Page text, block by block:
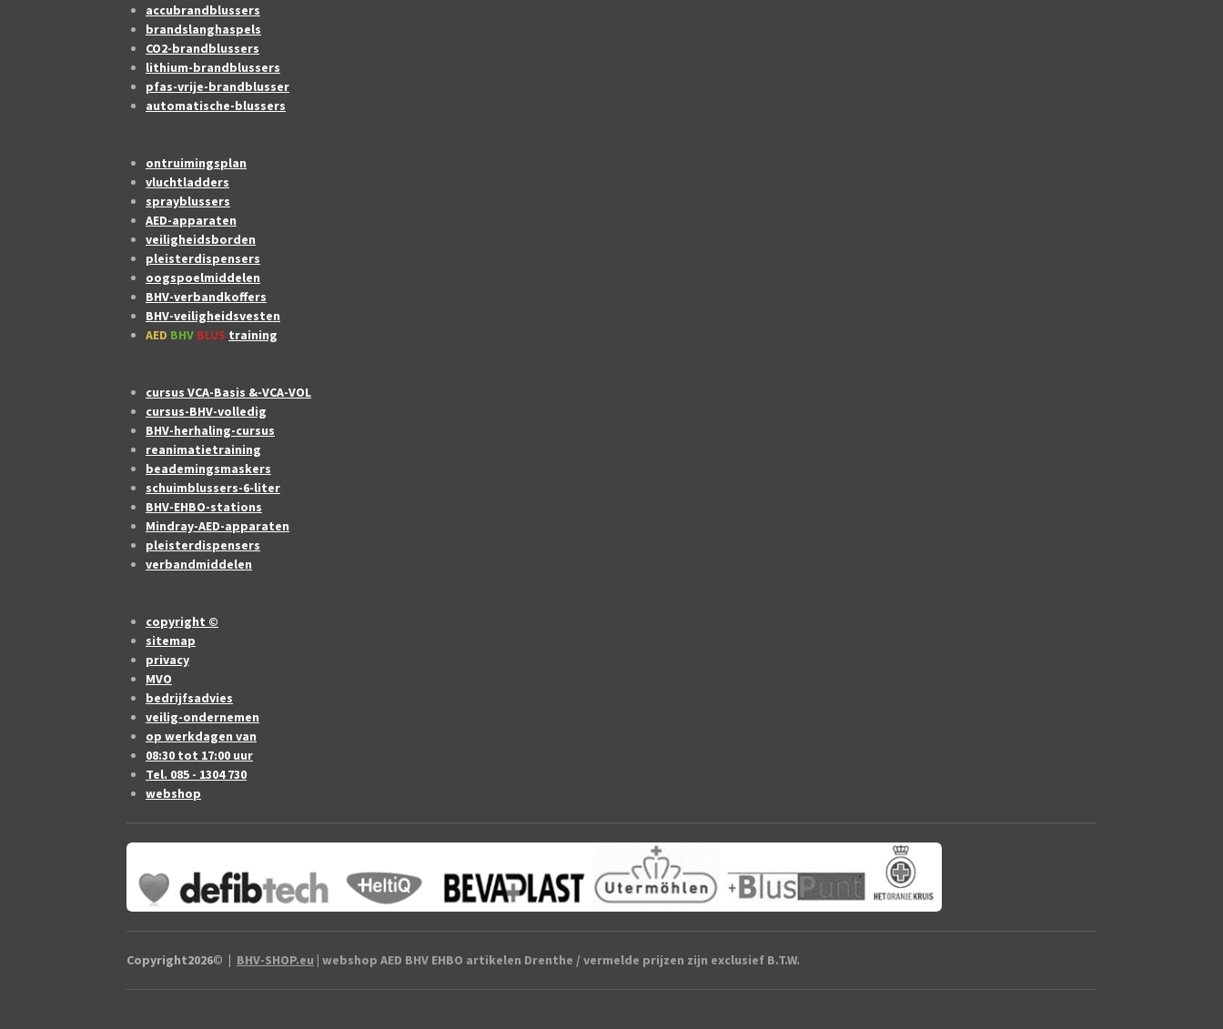
accubrandblussers
brandslanghaspels
CO2-brandblussers
lithium-brandblussers
pfas-vrije-brandblusser
automatische-blussers
ontruimingsplan
vluchtladders
sprayblussers
AED-apparaten
veiligheidsborden
pleisterdispensers
oogspoelmiddelen
BHV-verbandkoffers
BHV-veiligheidsvesten
AED BHV BLUS training
cursus VCA-Basis &-VCA-VOL
cursus-BHV-volledig
BHV-herhaling-cursus
reanimatietraining
beademingsmaskers
schuimblussers-6-liter
BHV-EHBO-stations
Mindray-AED-apparaten
pleisterdispensers
verbandmiddelen
copyright ©
sitemap
privacy
MVO
bedrijfsadvies
veilig-ondernemen
op werkdagen van
08:30 tot 17:00 uur
Tel. 085 - 1304 730
webshop
Copyright2026© | BHV-SHOP.eu | webshop AED BHV EHBO artikelen Drenthe / vermelde prijzen zijn exclusief B.T.W.